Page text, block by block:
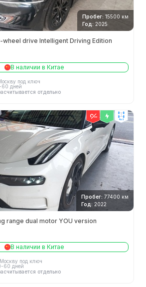
Пробег: 15500 км
Год: 2025
wheel drive Intelligent Driving Edition
В наличии в Китае
под ключ
дней
отдельно
4wd
Пробег: 77400 км
Год: 2022
range dual motor YOU version
В наличии в Китае
под ключ
60 дней
отдельно